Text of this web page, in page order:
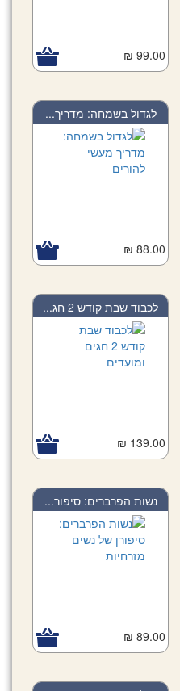
99.00 ₪
לגדול בשמחה: מדריך...
88.00 ₪
לכבוד שבת קודש 2 חג...
139.00 ₪
נשות הפרברים: סיפור...
89.00 ₪